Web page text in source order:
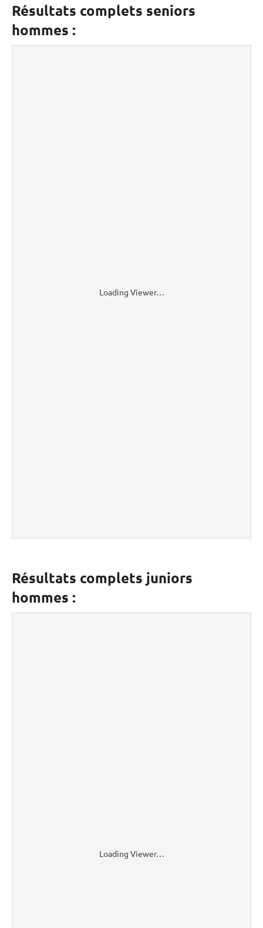
Résultats complets seniors
hommes :
Loading Viewer…
Résultats complets juniors
hommes :
Loading Viewer…